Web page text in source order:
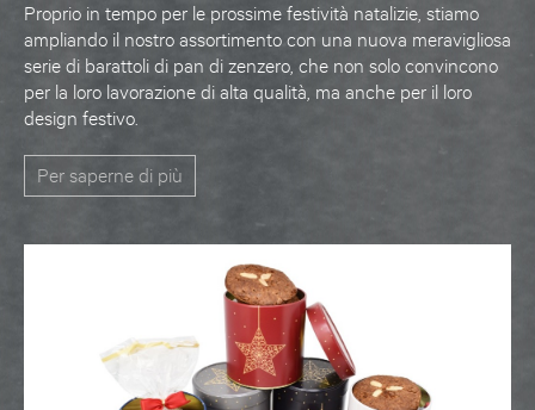
Proprio in tempo per le prossime festività natalizie, stiamo
ampliando il nostro assortimento con una nuova meravigliosa
serie di barattoli di pan di zenzero, che non solo convincono
per la loro lavorazione di alta qualità, ma anche per il loro
design festivo.
Per saperne di più